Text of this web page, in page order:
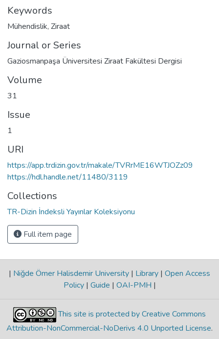
Keywords
Mühendislik, Ziraat
Journal or Series
Gaziosmanpaşa Üniversitesi Ziraat Fakültesi Dergisi
Volume
31
Issue
1
URI
https://app.trdizin.gov.tr/makale/TVRrME16WTJOZz09
https://hdl.handle.net/11480/3119
Collections
TR-Dizin İndeksli Yayınlar Koleksiyonu
Full item page
| Niğde Ömer Halisdemir University | Library | Open Access
Policy | Guide | OAI-PMH |
This site is protected by Creative Commons
Attribution-NonCommercial-NoDerivs 4.0 Unported License.